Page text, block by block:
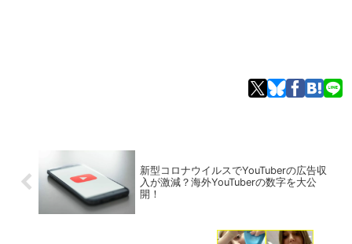
新型コロナウイルスでYouTuberの広告収
入が激減？海外YouTuberの数字を大公
開！